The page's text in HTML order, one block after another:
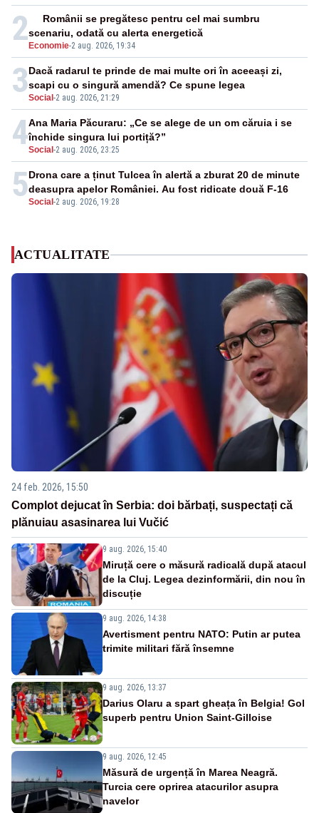
2 Economie-2 aug. 2026, 19:34
Românii se pregătesc pentru cel mai sumbru
scenariu, odată cu alerta energetică
3Social -2 aug. 2026, 21:29
Dacă radarul te prinde de mai multe ori în aceeași zi,
scapi cu o singură amendă? Ce spune legea
4Social -2 aug. 2026, 23:25
Ana Maria Păcuraru: „Ce se alege de un om căruia i se
închide singura lui portiță?”
5Social -2 aug. 2026, 19:28
Drona care a ținut Tulcea în alertă a zburat 20 de minute
deasupra apelor României. Au fost ridicate două F-16
ACTUALITATE
24 feb. 2026, 15:50
Complot dejucat în Serbia: doi bărbați, suspectați că
plănuiau asasinarea lui Vučić
9 aug. 2026, 15:40
Miruță cere o măsură radicală după atacul
de la Cluj. Legea dezinformării, din nou în
discuție
9 aug. 2026, 14:38
Avertisment pentru NATO: Putin ar putea
trimite militari fără însemne
9 aug. 2026, 13:37
Darius Olaru a spart gheața în Belgia! Gol
superb pentru Union Saint-Gilloise
9 aug. 2026, 12:45
Măsură de urgență în Marea Neagră.
Turcia cere oprirea atacurilor asupra
navelor